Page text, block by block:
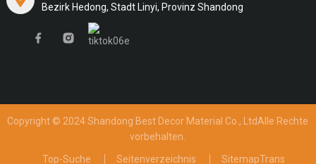
Bezirk Hedong, Stadt Linyi, Provinz Shandong
Copyright © 2024 Shandong Best Decor Material Co., LtdAlle Rechte
vorbehalten.
Top-Suche
Seitenverzeichnis SitemapTrans